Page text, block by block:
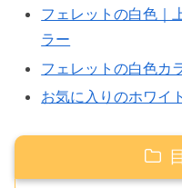
フェレットの白色｜
ラー
フェレットの白色カ
お気に入りのホワイ